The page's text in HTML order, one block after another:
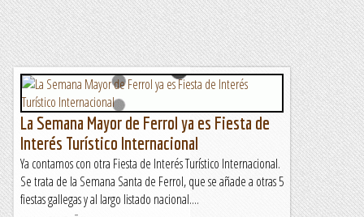
La Semana Mayor de Ferrol ya es Fiesta de
Interés Turístico Internacional
Ya contamos con otra Fiesta de Interés Turístico Internacional.
Se trata de la Semana Santa de Ferrol, que se añade a otras 5
fiestas gallegas y al largo listado nacional....